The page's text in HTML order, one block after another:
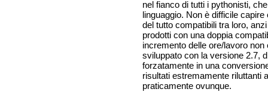
nel fianco di tutti i pythonisti,
linguaggio. Non è difficile
del tutto compatibili tra loro,
prodotti con una doppia
incremento delle ore/lavoro
sviluppato con la versione 2.7,
forzatamente in una
risultati estremamente riluttanti
praticamente ovunque.